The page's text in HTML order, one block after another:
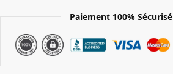
Paiement 100% Sécurisé